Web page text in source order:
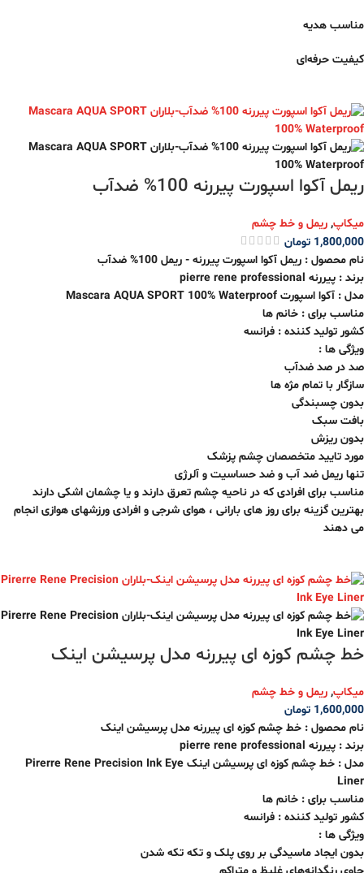
مناسب هدیه
کیفیت حرفه‌ای
ریمل آکوا اسپورت پیررنه 100% ضدآب
میکاپ, ریمل و خط چشم
1,800,000 تومان
نام محصول : ریمل آکوا اسپورت پیررنه - ریمل 100% ضدآب
برند : پیررنه pierre rene professional
مدل : آکوا اسپورت Mascara AQUA SPORT 100% Waterproof
مناسب برای : خانم ها
کشور تولید کننده : فرانسه
ویژگی ها :
صد در صد ضدآب
سازگار با تمام مژه ها
بدون چسبندگی
بافت سبک
بدون ریزش
مورد تایید متخصصان چشم پزشک
تنها ریمل ضد آب و ضد حساسیت و آلرژی
مناسب برای افرادی که در ناحیه چشم تعرق دارند و یا چشمان اشکی دارند
بهترین گزینه برای روز های بارانی ، هوای شرجی و افرادی ورزشهای هوازی انجام
می دهند
خط چشم کوزه ای پیررنه مدل پرسیشن اینک
میکاپ, ریمل و خط چشم
1,600,000 تومان
نام محصول : خط چشم کوزه ای پیررنه مدل پرسیشن اینک
برند : پیررنه pierre rene professional
مدل : خط چشم کوزه ای پرسیشن اینک Pirerre Rene Precision Ink Eye
Liner
مناسب برای : خانم ها
کشور تولید کننده : فرانسه
ویژگی ها :
بدون ایجاد ماسیدگی بر روی پلک و تکه تکه شدن